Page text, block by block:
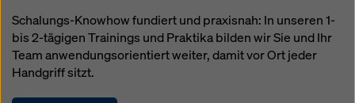
Schalungs-Knowhow fundiert und praxisnah: In unseren 1-
bis 2-tägigen Trainings und Praktika bilden wir Sie und Ihr
Team anwendungsorientiert weiter, damit vor Ort jeder
Handgriff sitzt.